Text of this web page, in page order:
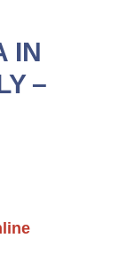
IN
–